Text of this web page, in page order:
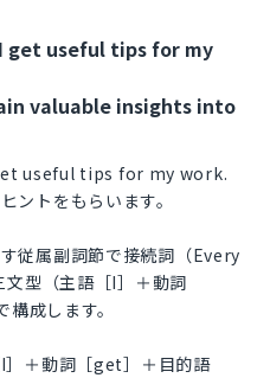
get useful tips for my
valuable insights into
useful tips for my work.
ントをもらいます。
従属副詞節で接続詞（Every
型（主語［I］＋動詞
成します。
］＋動詞［get］＋目的語